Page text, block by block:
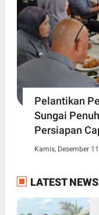
Pelantikan
Sungai
Persiapan
Kamis, Desember
LATEST NEWS